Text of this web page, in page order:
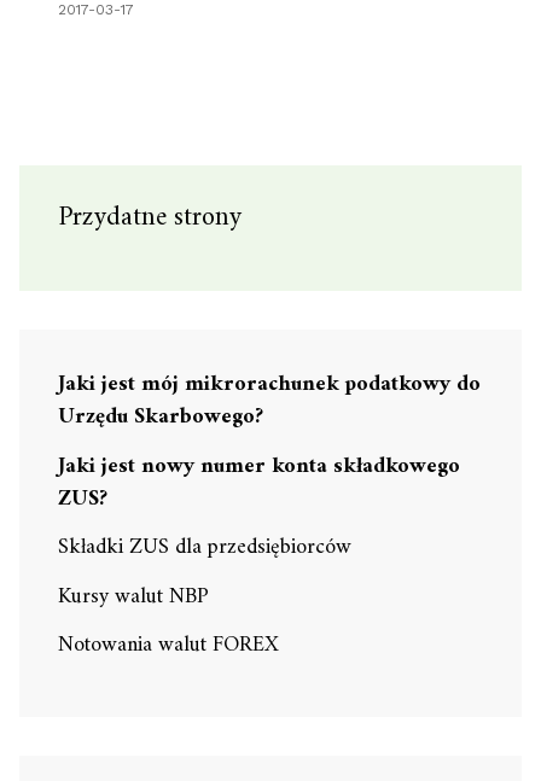
2017-03-17
Przydatne strony
Jaki jest mój mikrorachunek podatkowy do
Urzędu Skarbowego?
Jaki jest nowy numer konta składkowego
ZUS?
Składki ZUS dla przedsiębiorców
Kursy walut NBP
Notowania walut FOREX